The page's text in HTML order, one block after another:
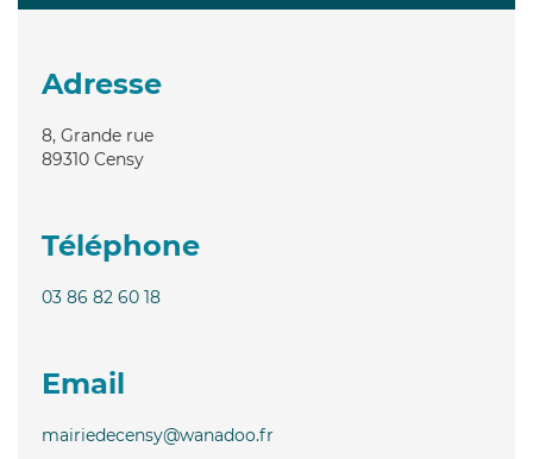
Adresse
8, Grande rue
89310 Censy
Téléphone
03 86 82 60 18
Email
mairiedecensy@wanadoo.fr